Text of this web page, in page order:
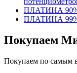
ПЛАТИНА 90%
ПЛАТИНА 99%
Покупаем
Покупаем по самым